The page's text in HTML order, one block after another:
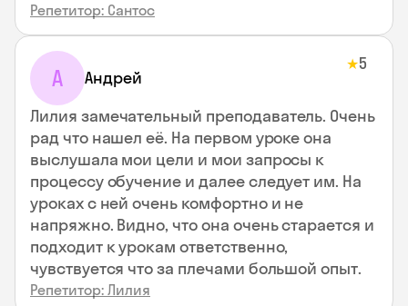
Репетитор: Сантос
А Андрей
★5
Лилия замечательный преподаватель. Очень
рад что нашел её. На первом уроке она
выслушала мои цели и мои запросы к
процессу обучение и далее следует им. На
уроках с ней очень комфортно и не
напряжно. Видно, что она очень старается и
подходит к урокам ответственно,
чувствуется что за плечами большой опыт.
Репетитор: Лилия